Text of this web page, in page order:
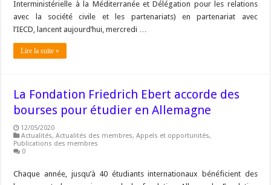
Interministérielle à la Méditerranée et Délégation pour les relations
avec la société civile et les partenariats) en partenariat avec
l’IECD, lancent aujourd’hui, mercredi …
Lire la suite »
La Fondation Friedrich Ebert accorde des
bourses pour étudier en Allemagne
12/05/2020
Actualités,Actualités des membres,Appels et opportunités,
Publications des membres
0
Chaque année, jusqu’à 40 étudiants internationaux bénéficient des